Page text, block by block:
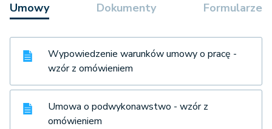
Umowy Dokumenty Formularze
Wypowiedzenie warunków umowy o pracę -
wzór z omówieniem
Umowa o podwykonawstwo - wzór z
omówieniem